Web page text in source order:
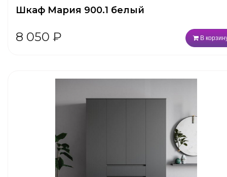
Шкаф Мария 900.1 белый
8 050 ₽ В